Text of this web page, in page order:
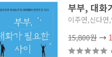
부부, 대화
이주연,신다연
15,800원→